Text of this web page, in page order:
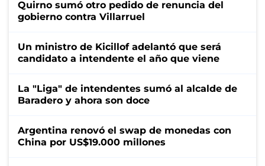
Quirno sumó otro pedido de renuncia del
gobierno contra Villarruel
Un ministro de Kicillof adelantó que será
candidato a intendente el año que viene
La "Liga" de intendentes sumó al alcalde de
Baradero y ahora son doce
Argentina renovó el swap de monedas con
China por US$19.000 millones